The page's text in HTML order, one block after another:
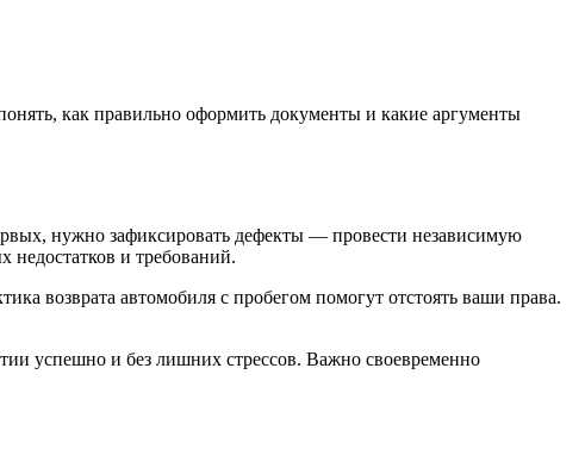
как правильно оформить документы и какие аргументы
нужно зафиксировать дефекты — провести независимую
недостатков и требований.
возврата автомобиля с пробегом помогут отстоять ваши права.
успешно и без лишних стрессов. Важно своевременно